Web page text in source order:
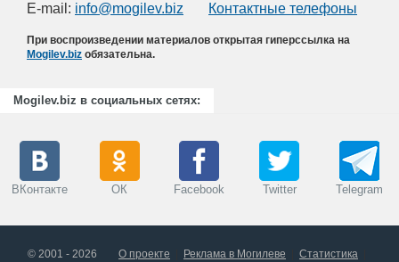
E-mail: info@mogilev.biz Контактные телефоны
При воспроизведении материалов открытая гиперссылка на
Mogilev.biz обязательна.
Mogilev.biz в социальных сетях:
ВКонтакте ОК Facebook Twitter Telegram
© 2001 - 2026 О проекте Реклама в Могилеве
Статистика